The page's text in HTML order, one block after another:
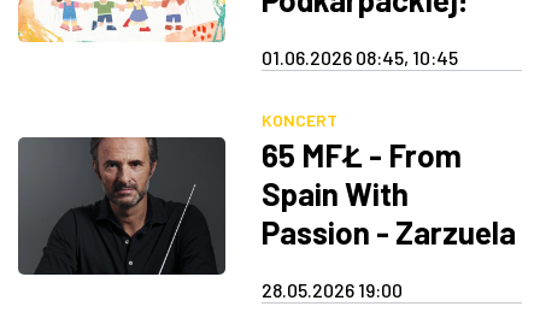
zorganizowanych)
01.06.2026 08:45, 10:45
KONCERT
65 MFŁ - From
Spain With
Passion - Zarzuela
28.05.2026 19:00